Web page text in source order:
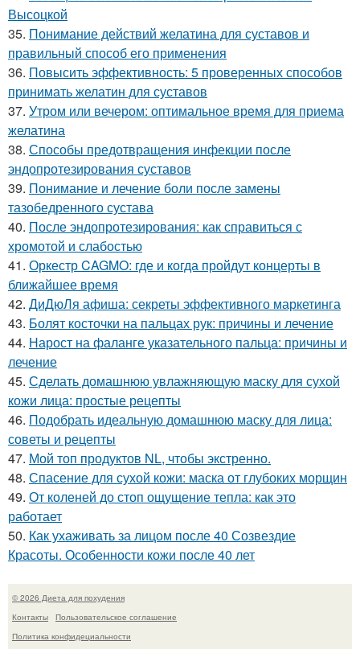
Высоцкой
35. Понимание действий желатина для суставов и
правильный способ его применения
36. Повысить эффективность: 5 проверенных способов
принимать желатин для суставов
37. Утром или вечером: оптимальное время для приема
желатина
38. Способы предотвращения инфекции после
эндопротезирования суставов
39. Понимание и лечение боли после замены
тазобедренного сустава
40. После эндопротезирования: как справиться с
хромотой и слабостью
41. Оркестр CAGMO: где и когда пройдут концерты в
ближайшее время
42. ДиДюЛя афиша: секреты эффективного маркетинга
43. Болят косточки на пальцах рук: причины и лечение
44. Нарост на фаланге указательного пальца: причины и
лечение
45. Сделать домашнюю увлажняющую маску для сухой
кожи лица: простые рецепты
46. Подобрать идеальную домашнюю маску для лица:
советы и рецепты
47. Мой топ продуктов NL, чтобы экстренно.
48. Спасение для сухой кожи: маска от глубоких морщин
49. От коленей до стоп ощущение тепла: как это
работает
50. Как ухаживать за лицом после 40 Созвездие
Красоты. Особенности кожи после 40 лет
© 2026 Диета для похудения
Контакты
Пользовательское соглашение
Политика конфидециальности